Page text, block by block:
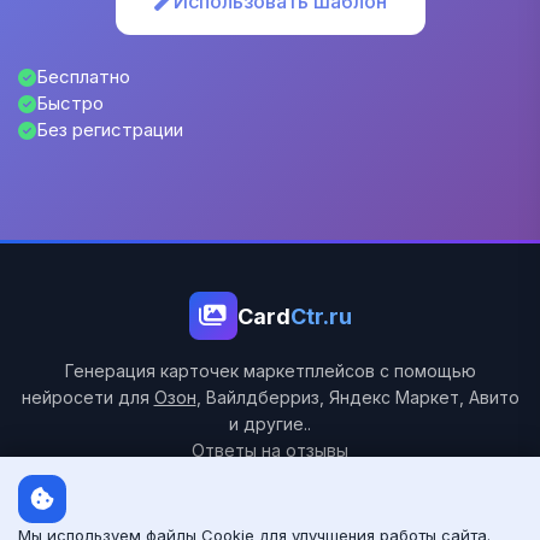
Бесплатно
Быстро
Без регистрации
CardCtr.ru
Генерация карточек маркетплейсов с помощью
нейросети для Озон , Вайлдберриз, Яндекс Маркет, Авито
и другие..
Ответы на отзывы
MAX
Мы используем файлы Cookie для улучшения работы сайта.